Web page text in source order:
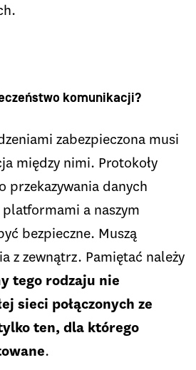
komunikacji?
zabezpieczona musi
między nimi. Protokoły
przekazywania danych
a naszym
bezpieczne. Muszą
z zewnątrz. Pamiętać należy
tego rodzaju nie
sieci połączonych ze
ten, dla którego
.